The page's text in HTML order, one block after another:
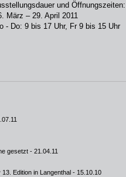
und Öffnungszeiten:
29. April 2011
bis 17 Uhr, Fr 9 bis 15 Uhr
gesetzt - 21.04.11
Edition in Langenthal - 15.10.10